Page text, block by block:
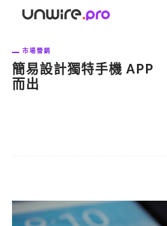
市場營銷
簡易設計獨特手機 APP
而出